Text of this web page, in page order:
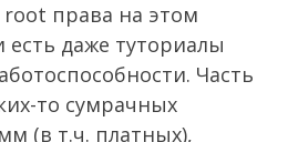
root права на этом
есть даже туториалы
Часть
то сумрачных
(в т.ч. платных),